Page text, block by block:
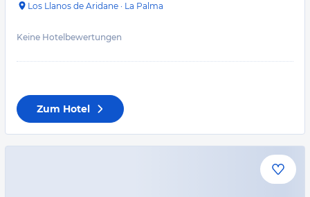
Los Llanos de Aridane · La Palma
Keine Hotelbewertungen
Zum Hotel